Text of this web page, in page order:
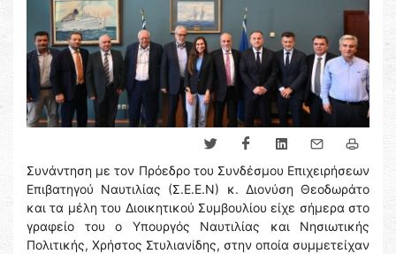
Συνάντηση με τον Πρόεδρο του Συνδέσμου Επιχειρήσεων
Επιβατηγού Ναυτιλίας (Σ.Ε.Ε.Ν) κ. Διονύση Θεοδωράτο
και τα μέλη του Διοικητικού Συμβουλίου είχε σήμερα στο
γραφείο του ο Υπουργός Ναυτιλίας και Νησιωτικής
Πολιτικής, Χρήστος Στυλιανίδης, στην οποία συμμετείχαν